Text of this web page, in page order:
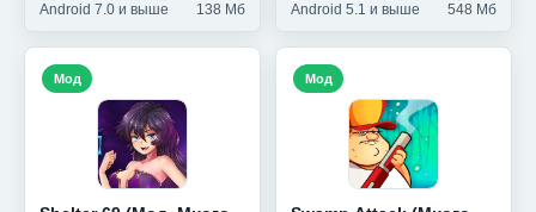
Android 7.0 и выше 138 Мб Android 5.1 и выше 548 Мб
Мод Мод